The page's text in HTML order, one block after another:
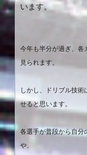
います。
今年も半分が過ぎ、各
見られます。
しかし、ドリブル技
せると思います。
各選手が普段から自分
や、